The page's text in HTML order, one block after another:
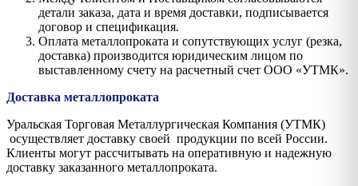
детали заказа, дата и время доставки, подписывается
договор и спецификация.
Оплата металлопроката и сопутствующих услуг (резка,
доставка) производится юридическим лицом по
выставленному счету на расчетный счет ООО «УТМК».
Доставка металлопроката
Уральская Торговая Металлургическая Компания (УТМК)
осуществляет доставку своей продукции по всей России.
Клиенты могут рассчитывать на оперативную и надежную
доставку заказанного металлопроката.